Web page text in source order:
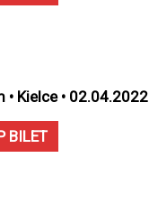
• Kielce • 02.04.2022
BILET